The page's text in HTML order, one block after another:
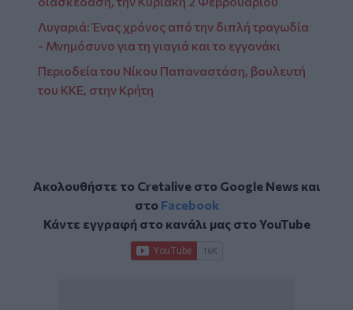
Λυγαριά: Ένας χρόνος από την διπλή τραγωδία
- Μνημόσυνο για τη γιαγιά και το εγγονάκι
Περιοδεία του Νίκου Παπαναστάση, βουλευτή
του ΚΚΕ, στην Κρήτη
Ακολουθήστε το Cretalive στο Google Newsκαι
στο Facebook
Κάντε εγγραφή στο κανάλι μας στοYouTube